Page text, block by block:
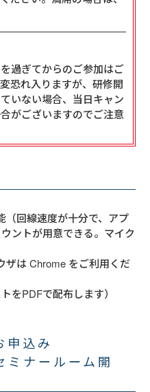
過ぎてからのご参加はご
恐れ入りますが、研修開
いない場合、当日キャン
がございますのでご注意
（回線速度が十分で、アプ
ントが用意できる。マイク
ザは Chrome をご利用くだ
をPDFで配布します）
申込み
ミナールーム開